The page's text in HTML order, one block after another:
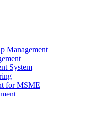
Management
System
for MSME